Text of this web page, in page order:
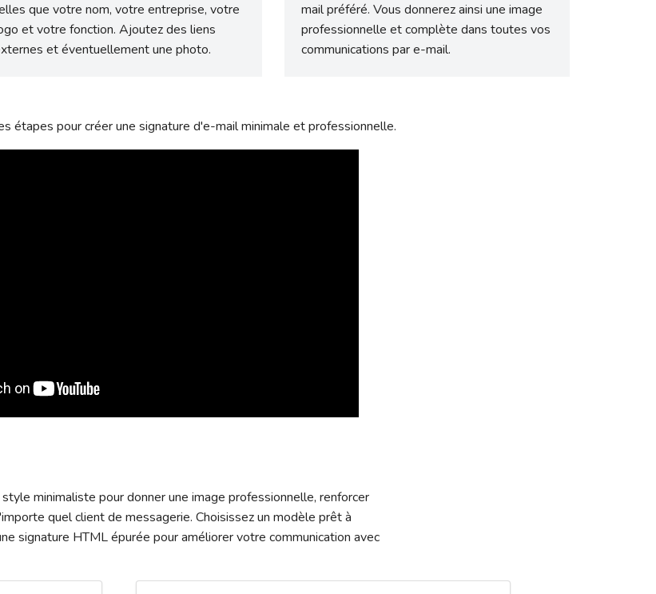
que votre nom, votre entreprise, votre
et votre fonction. Ajoutez des liens
et éventuellement une photo.
mail préféré. Vous donnerez ainsi une image
professionnelle et complète dans toutes vos
communications par e-mail.
étapes pour créer une signature d'e-mail minimale et professionnelle.
minimaliste pour donner une image professionnelle, renforcer
quel client de messagerie. Choisissez un modèle prêt à
signature HTML épurée pour améliorer votre communication avec